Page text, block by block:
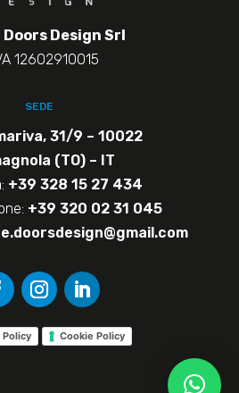
Doors Design Srl
12602910015
SEDE
31/9 – 10022
(TO) – IT
+39 328 15 27 434
+39 320 02 31 045
Policy Cookie Policy